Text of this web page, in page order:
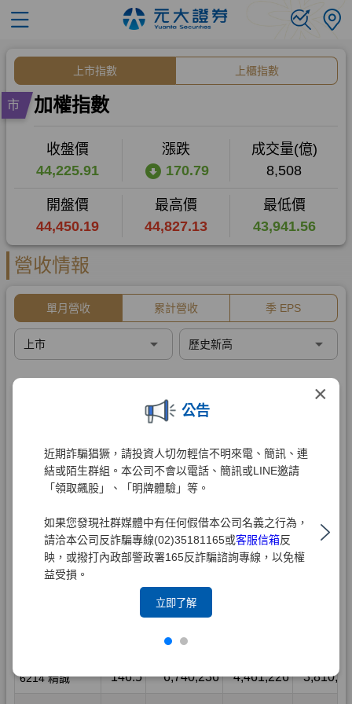
×
公告
近期詐騙猖獗，請投資人切勿輕信不明來電、簡訊、連
結或陌生群組。本公司不會以電話、簡訊或LINE邀請
「領取飆股」、「明牌體驗」等。
如果您發現社群媒體中有任何假借本公司名義之行為，
請洽本公司反詐騙專線(02)35181165或客服信箱反
映，或撥打內政部警政署165反詐騙諮詢專線，以免權
益受損。
立即了解